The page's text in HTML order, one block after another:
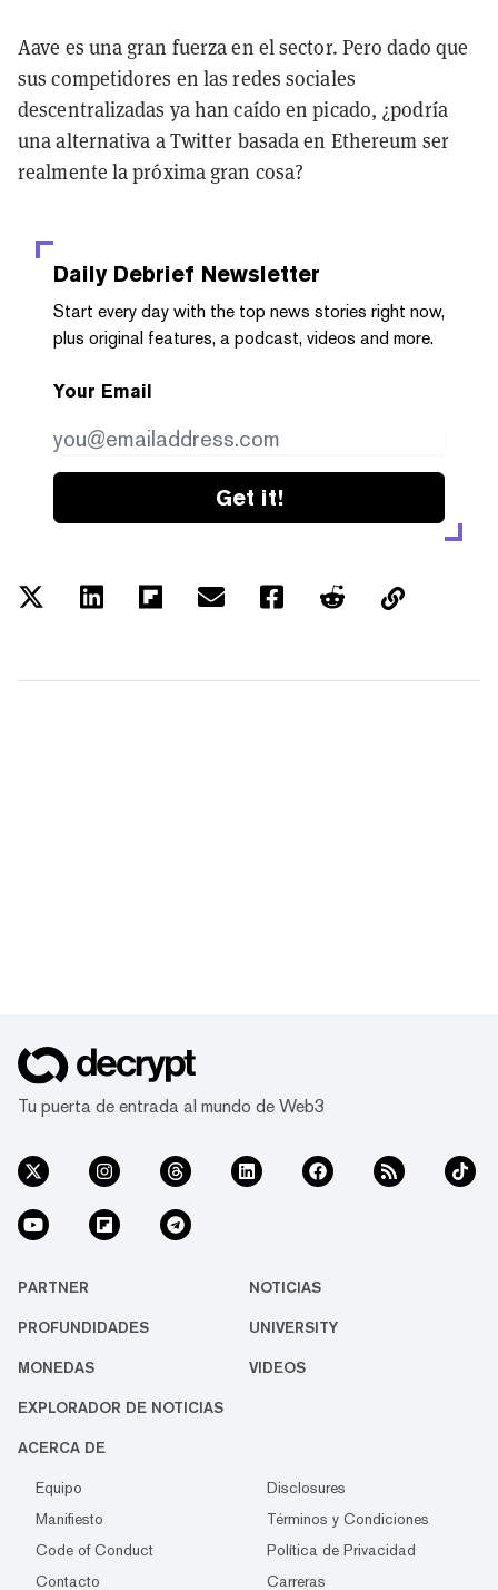
Aave es una gran fuerza en el sector. Pero dado que
sus competidores en las redes sociales
descentralizadas ya han caído en picado, ¿podría
una alternativa a Twitter basada en Ethereum ser
realmente la próxima gran cosa?
Daily Debrief Newsletter
Start every day with the top news stories right now,
plus original features, a podcast, videos and more.
Your Email
Get it!
Tu puerta de entrada al mundo de Web3
PARTNER NOTICIAS
PROFUNDIDADES UNIVERSITY
MONEDAS VIDEOS
EXPLORADOR DE NOTICIAS
ACERCA DE
Equipo
Disclosures
Manifiesto
Términos y Condiciones
Code of Conduct
Política de Privacidad
Contacto
Carreras